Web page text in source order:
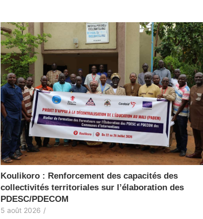
Koulikoro : Renforcement des capacités des
collectivités territoriales sur l’élaboration des
PDESC/PDECOM
5 août 2026 /